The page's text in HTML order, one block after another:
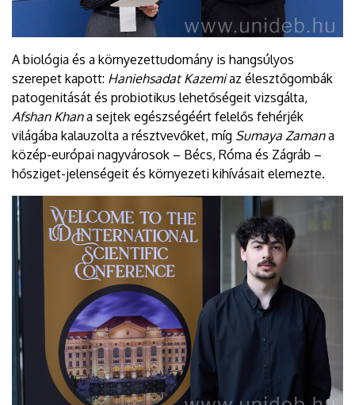
A biológia és a környezettudomány is hangsúlyos
szerepet kapott: Haniehsadat Kazemiaz élesztőgombák
patogenitását és probiotikus lehetőségeit vizsgálta,
Afshan Khana sejtek egészségéért felelős fehérjék
világába kalauzolta a résztvevőket, míg Sumaya Zamana
közép-európai nagyvárosok – Bécs, Róma és Zágráb –
hősziget-jelenségeit és környezeti kihívásait elemezte.